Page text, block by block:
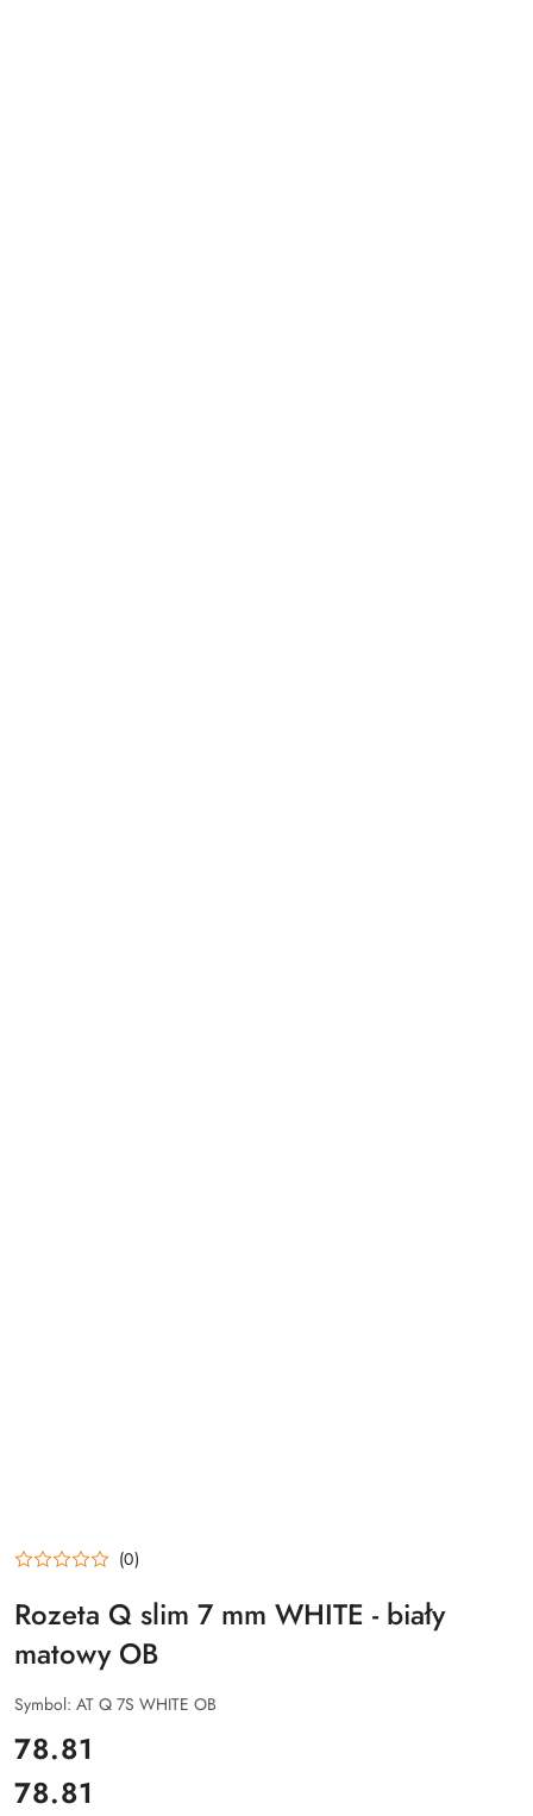
(0)
Rozeta Q slim 7 mm WHITE - biały
matowy OB
Symbol: AT Q 7S WHITE OB
cena:
78.81
Cena:
78.81